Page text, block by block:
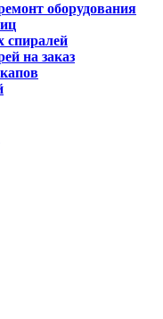
оборудования
спиралей
на заказ